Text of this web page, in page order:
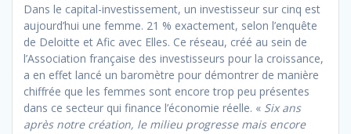
Dans le capital-investissement, un investisseur sur cinq est
aujourd’hui une femme. 21 % exactement, selon l’enquête
de Deloitte et Afic avec Elles. Ce réseau, créé au sein de
l’Association française des investisseurs pour la croissance,
a en effet lancé un baromètre pour démontrer de manière
chiffrée que les femmes sont encore trop peu présentes
dans ce secteur qui finance l’économie réelle. « Six ans
après notre création, le milieu progresse mais encore